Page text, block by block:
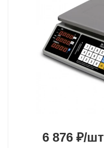
6 876 ₽/шт